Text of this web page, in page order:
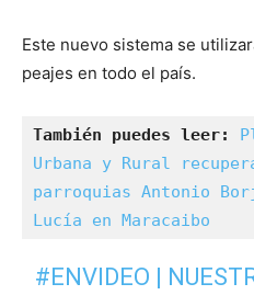
Este nuevo sistema se
peajes en todo el país.
También puedes leer:
Urbana y Rural
parroquias Antonio
Lucía en Maracaibo
#ENVIDEO |